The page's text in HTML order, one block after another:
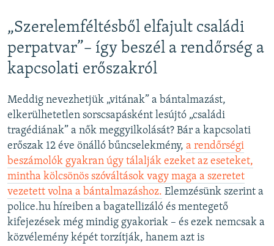
„Szerelemféltésből elfajult családi
perpatvar”– így beszél a rendőrség a
kapcsolati erőszakról
Meddig nevezhetjük „vitának” a bántalmazást,
elkerülhetetlen sorscsapásként lesújtó „családi
tragédiának” a nők meggyilkolását? Bár a kapcsolati
erőszak 12 éve önálló bűncselekmény, a rendőrségi
beszámolók gyakran úgy tálalják ezeket az eseteket,
mintha kölcsönös szóváltások vagy maga a szeretet
vezetett volna a bántalmazáshoz. Elemzésünk szerint a
police.hu híreiben a bagatellizáló és mentegető
kifejezések még mindig gyakoriak – és ezek nemcsak a
közvélemény képét torzítják, hanem azt is